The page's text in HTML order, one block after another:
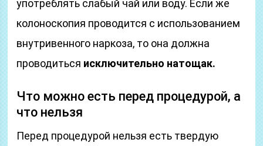
употреблять слабый чай или воду. Если же
колоноскопия проводится с использованием
внутривенного наркоза, то она должна
проводиться исключительно натощак.
Что можно есть перед процедурой, а
что нельзя
Перед процедурой нельзя есть твердую